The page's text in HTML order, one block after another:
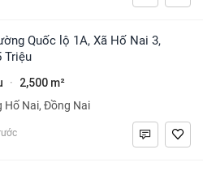
Triệu
· 2,500 m²
Hố Nai, Đồng Nai